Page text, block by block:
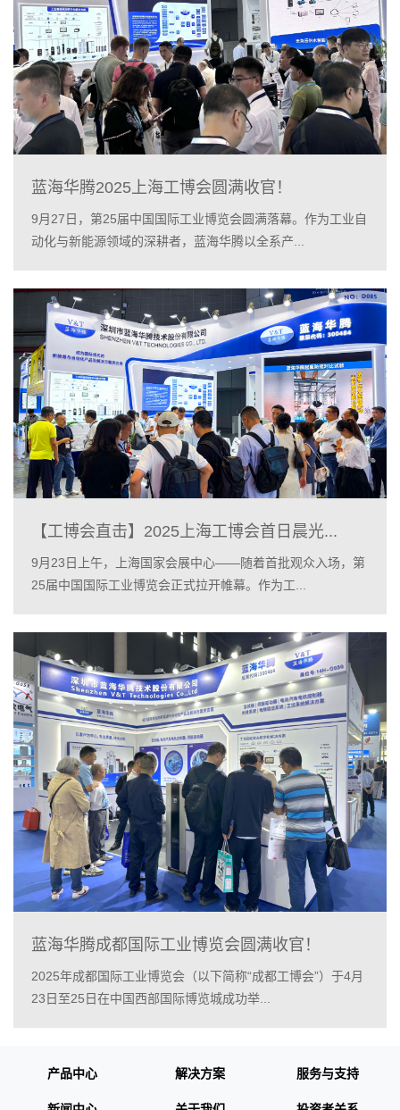
蓝海华腾2025上海工博会圆满收官！
9月27日，第25届中国国际工业博览会圆满落幕。作为工业自
动化与新能源领域的深耕者，蓝海华腾以全系产...
【工博会直击】2025上海工博会首日晨光...
9月23日上午，上海国家会展中心——随着首批观众入场，第
25届中国国际工业博览会正式拉开帷幕。作为工...
蓝海华腾成都国际工业博览会圆满收官！
2025年成都国际工业博览会（以下简称“成都工博会”）于4月
23日至25日在中国西部国际博览城成功举...
产品中心 解决方案 服务与支持